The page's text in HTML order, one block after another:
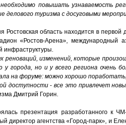
повышать узнаваемость
делового туризма с досуговыми
Ростовская область находится в
«Ростов-Арена», международный
инфраструктуры.
реноваций, изменений, которые
города, но и у всего региона очень
на форуме: можно хорошо
доступности - все это привлечет
Дмитрий Горин.
презентация разработанного к
директор агентства «Город-парк», и